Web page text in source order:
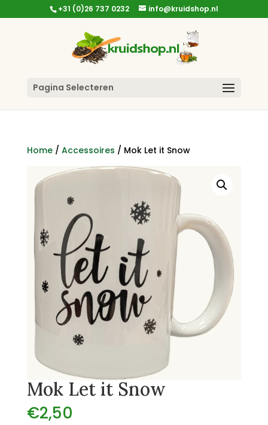
+31 (0)26 737 0232 info@kruidshop.nl
Pagina Selecteren
Home/ Accessoires / Mok Let it Snow
Mok Let it Snow
€2,50